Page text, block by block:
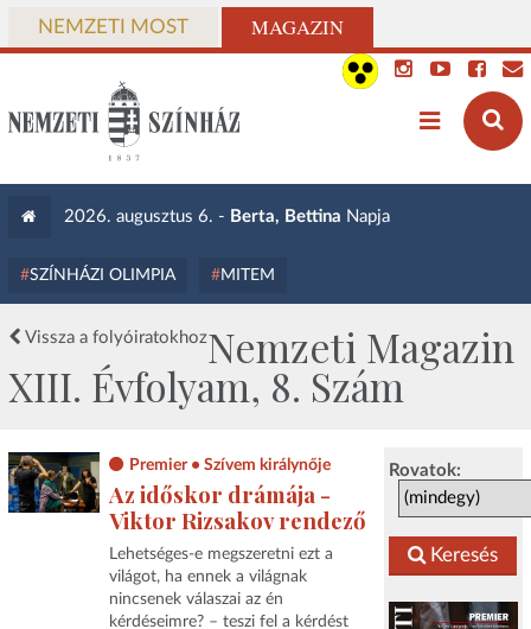
NEMZETI MOST MAGAZIN
2026. augusztus 6. - Berta, Bettina Napja
SZÍNHÁZI OLIMPIA MITEM
Vissza a folyóiratokhozNemzeti Magazin
XIII. Évfolyam, 8. Szám
Rovatok:
Keresés
Premier • Szívem királynője
Az időskor drámája -
Viktor Rizsakov rendező
Lehetséges-e megszeretni ezt a
világot, ha ennek a világnak
nincsenek válaszai az én
kérdéseimre? – teszi fel a kérdést